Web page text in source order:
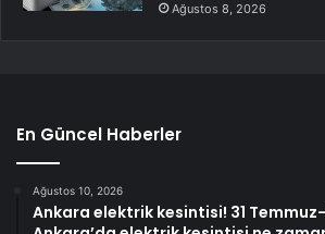
Ağustos 8, 2026
En Güncel Haberler
Ağustos 10, 2026
Ankara elektrik kesintisi! 31